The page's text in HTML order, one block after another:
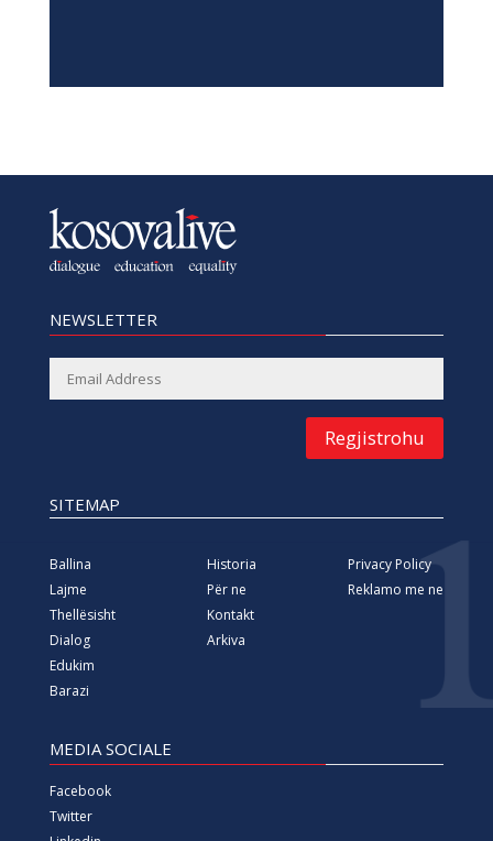
NEWSLETTER
Regjistrohu
SITEMAP
Ballina
Lajme
Thellësisht
Dialog
Edukim
Barazi
Historia
Për ne
Kontakt
Arkiva
Privacy Policy
Reklamo me ne
MEDIA SOCIALE
Facebook
Twitter